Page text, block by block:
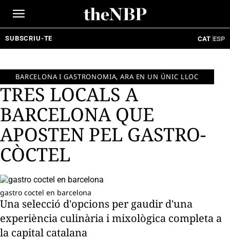
SUBSCRIU-TE CAT ESP
BARCELONA I GASTRONOMIA, ARA EN UN ÚNIC LLOC
TRES LOCALS A
BARCELONA QUE
APOSTEN PEL GASTRO-
CÒCTEL
gastro coctel en barcelona
Una selecció d'opcions per gaudir d'una
experiència culinària i mixològica completa a
la capital catalana